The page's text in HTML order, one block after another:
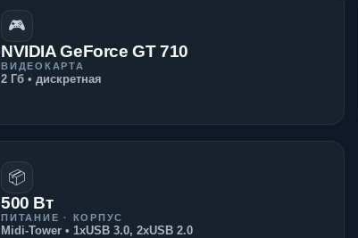
🎮
NVIDIA GeForce GT 710
ВИДЕОКАРТА
2 Гб • дискретная
📦
500 Вт
ПИТАНИЕ · КОРПУС
Midi-Tower • 1xUSB 3.0, 2xUSB 2.0